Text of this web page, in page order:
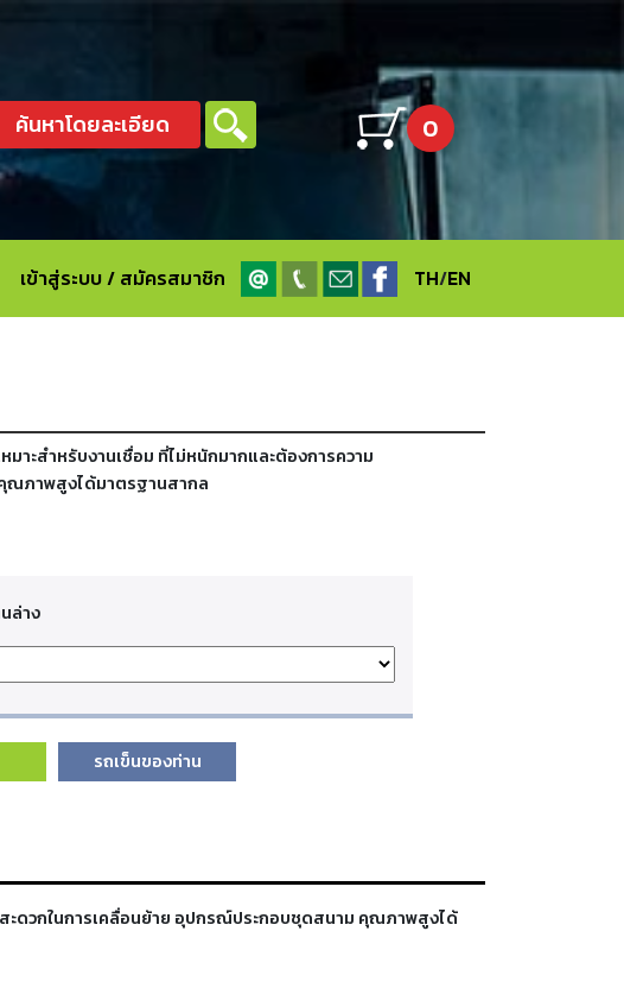
ค้นหาโดยละเอียด 0
เข้าสู่ระบบ / สมัครสมาชิก TH/EN
าะสำหรับงานเชื่อม ที่ไม่หนักมากและต้องการความ
ณภาพสูงได้มาตรฐานสากล
ล่าง
รถเข็นของท่าน
ะดวกในการเคลื่อนย้าย อุปกรณ์ประกอบชุดสนาม คุณภาพสูงได้